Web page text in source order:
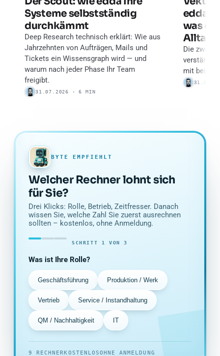
Systeme selbstständig
durchkämmt
Deep Research technisch erklärt: Wie aus
Jahrzehnten von Aufträgen, Mails und
Tickets ein Wissensgraph wird — und
warum nach jeder Phase Ihr Team
freigibt.
31.07.2026 · 6 MIN
edda
was
Alltag
Die zwei
mit beiden
BYTE EMPFIEHLT
Welcher Rechner lohnt sich
für Sie?
Drei Klicks: Rolle, Betrieb, Zeitfresser. Danach
wissen Sie, welche Zahl Sie zuerst ausrechnen
sollten – kostenlos, ohne Anmeldung.
SCHRITT 1 VON 3
Was ist Ihre Rolle?
Geschäftsführung Produktion / Werk
Vertrieb Service / Instandhaltung
QM / Nachhaltigkeit IT
9 RECHNERKOSTENLOSOHNE ANMELDUNG